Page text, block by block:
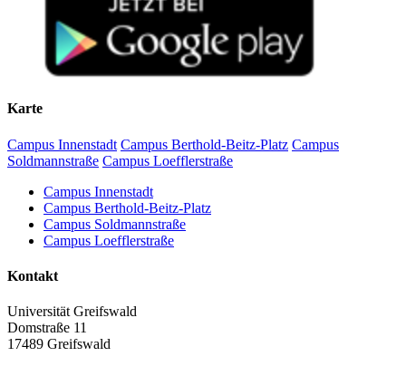
Karte
Campus Innenstadt Campus Berthold-Beitz-Platz Campus
Soldmannstraße Campus Loefflerstraße
Campus Innenstadt
Campus Berthold-Beitz-Platz
Campus Soldmannstraße
Campus Loefflerstraße
Kontakt
Universität Greifswald
Domstraße 11
17489 Greifswald